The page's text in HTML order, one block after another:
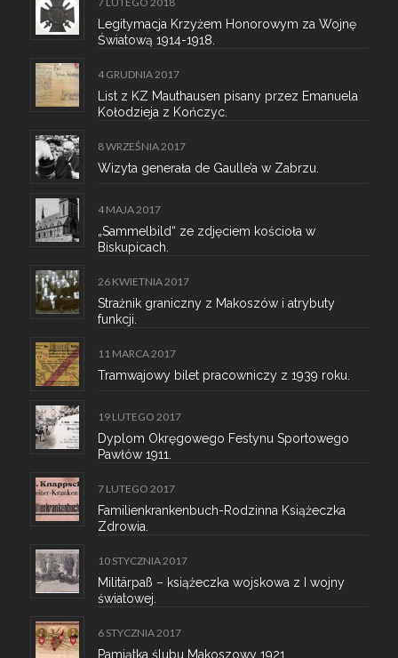
Legitymacja Krzyżem Honorowym za Wojnę
Światową 1914-1918.
4 GRUDNIA 2017
List z KZ Mauthausen pisany przez Emanuela
Kołodzieja z Kończyc.
8 WRZEŚNIA 2017
Wizyta generała de Gaulle’a w Zabrzu.
4 MAJA 2017
„Sammelbild“ ze zdjęciem kościoła w
Biskupicach.
26 KWIETNIA 2017
Strażnik graniczny z Makoszów i atrybuty
funkcji.
11 MARCA 2017
Tramwajowy bilet pracowniczy z 1939 roku.
19 LUTEGO 2017
Dyplom Okręgowego Festynu Sportowego
Pawłów 1911.
7 LUTEGO 2017
Familienkrankenbuch-Rodzinna Książeczka
Zdrowia.
10 STYCZNIA 2017
Militärpaß – książeczka wojskowa z I wojny
światowej.
6 STYCZNIA 2017
Pamiątka ślubu Makoszowy 1921.